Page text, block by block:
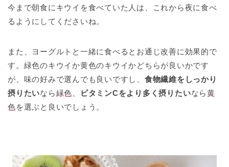
今まで朝食にキウイを食べていた人は、これから夜に食べ
るようにしてくださいね。
また、ヨーグルトと一緒に食べるとお通じ改善に効果的で
す。緑色のキウイか黄色のキウイかどちらが良いかです
が、味の好みで選んでも良いですし、 食物繊維をしっかり
摂りたいなら緑色 ビタミンCをより多く摂りたいなら黄
色を選ぶと良いでしょう。